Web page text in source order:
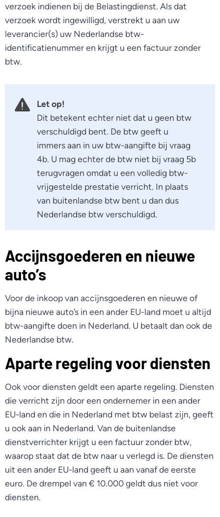
verzoek indienen bij de Belastingdienst. Als dat
verzoek wordt ingewilligd, verstrekt u aan uw
leverancier(s) uw Nederlandse btw-
identificatienummer en krijgt u een factuur zonder
btw.
Let op!
Dit betekent echter niet dat u geen btw
verschuldigd bent. De btw geeft u
immers aan in uw btw-aangifte bij vraag
4b. U mag echter de btw niet bij vraag 5b
terugvragen omdat u een volledig btw-
vrijgestelde prestatie verricht. In plaats
van buitenlandse btw bent u dan dus
Nederlandse btw verschuldigd.
Accijnsgoederen en nieuwe
auto’s
Voor de inkoop van accijnsgoederen en nieuwe of
bijna nieuwe auto’s in een ander EU-land moet u altijd
btw-aangifte doen in Nederland. U betaalt dan ook de
Nederlandse btw.
Aparte regeling voor diensten
Ook voor diensten geldt een aparte regeling. Diensten
die verricht zijn door een ondernemer in een ander
EU-land en die in Nederland met btw belast zijn, geeft
u ook aan in Nederland. Van de buitenlandse
dienstverrichter krijgt u een factuur zonder btw,
waarop staat dat de btw naar u verlegd is. De diensten
uit een ander EU-land geeft u aan vanaf de eerste
euro. De drempel van € 10.000 geldt dus niet voor
diensten.